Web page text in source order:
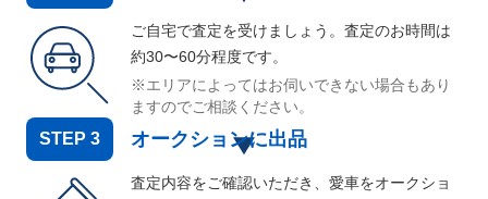
ご自宅で査定を受けましょう。査定のお時間は
約30〜60分程度です。
※エリアによってはお伺いできない場合もあり
ますのでご相談ください。
STEP 3 オークションに出品
査定内容をご確認いただき、愛車をオークショ